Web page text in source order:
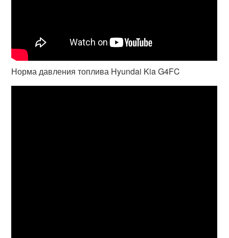
Норма давления топлива Hyundai Kia G4FC